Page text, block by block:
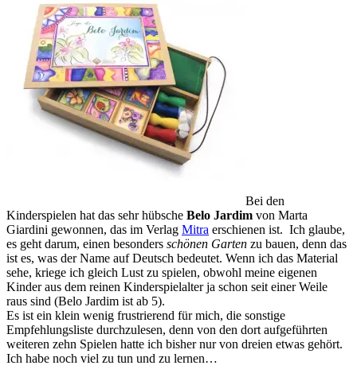
Bei den
Kinderspielen hat das sehr hübsche Belo Jardim von Marta
Giardini gewonnen, das im Verlag Mitra erschienen ist. Ich glaube,
es geht darum, einen besonders schönen Garten zu bauen, denn das
ist es, was der Name auf Deutsch bedeutet. Wenn ich das Material
sehe, kriege ich gleich Lust zu spielen, obwohl meine eigenen
Kinder aus dem reinen Kinderspielalter ja schon seit einer Weile
raus sind (Belo Jardim ist ab 5).
Es ist ein klein wenig frustrierend für mich, die sonstige
Empfehlungsliste durchzulesen, denn von den dort aufgeführten
weiteren zehn Spielen hatte ich bisher nur von dreien etwas gehört.
Ich habe noch viel zu tun und zu lernen…